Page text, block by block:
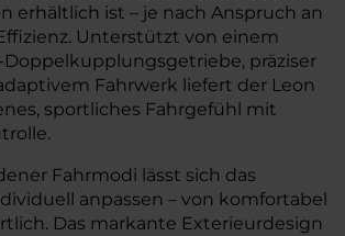
erhältlich ist – je nach Anspruch an
Unterstützt von einem
Doppelkupplungsgetriebe, präziser
Fahrwerk liefert der Leon
sportliches Fahrgefühl mit
Fahrmodi lässt sich das
anpassen – von komfortabel
Das markante Exterieurdesign